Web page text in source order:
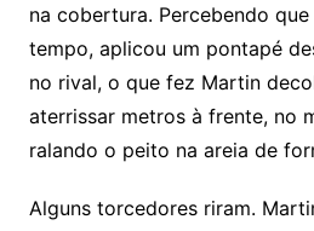
na cobertura. Percebendo
tempo, aplicou um pontapé
no rival, o que fez Martin
aterrissar metros à frente, no
ralando o peito na areia de
Alguns torcedores riram.